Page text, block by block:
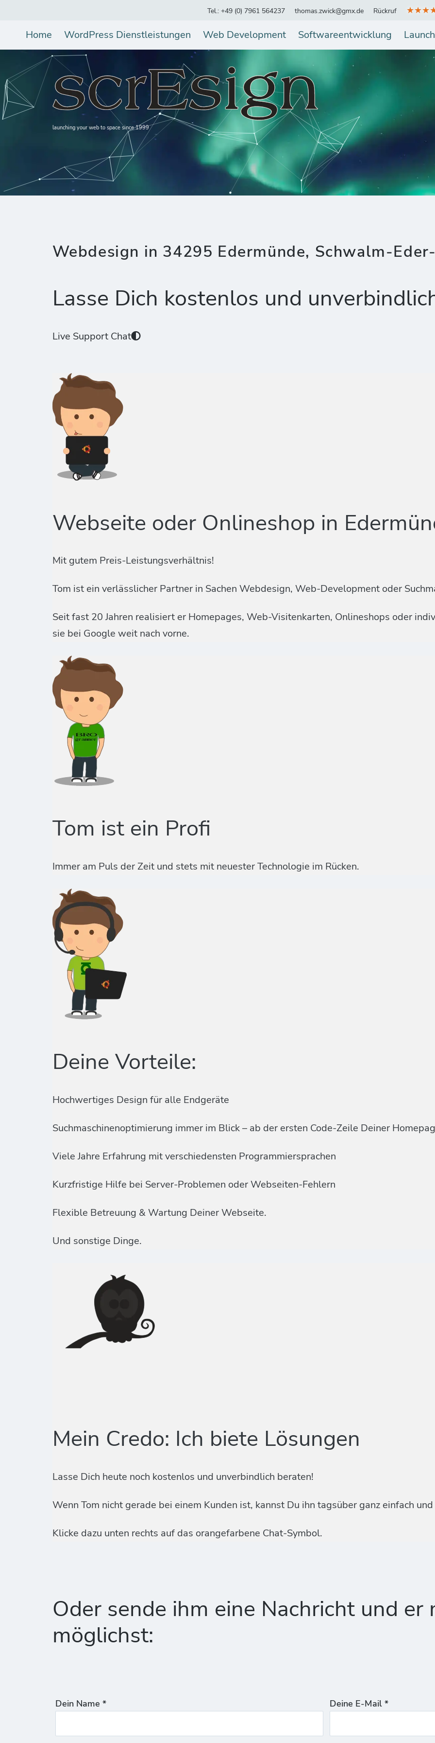
Tel.: +49 (0) 7961 564237 thomas.zwick@gmx.de Rückruf
Home WordPress Dienstleistungen Web Development Softwareentwicklung
launching your web to space since 1999
Webdesign in 34295 Edermünde, Schwalm-
Lasse Dich kostenlos und
Live Support Chat
Webseite oder Onlineshop in
Mit gutem Preis-Leistungsverhältnis!
Tom ist ein verlässlicher Partner in Sachen Webdesign, Web-Development oder
Seit fast 20 Jahren realisiert er Homepages, Web-Visitenkarten, Onlineshops oder
sie bei Google weit nach vorne.
Tom ist ein Profi
Immer am Puls der Zeit und stets mit neuester Technologie im Rücken.
Deine Vorteile:
Hochwertiges Design für alle Endgeräte
Suchmaschinenoptimierung immer im Blick – ab der ersten Code-Zeile Deiner
Viele Jahre Erfahrung mit verschiedensten Programmiersprachen
Kurzfristige Hilfe bei Server-Problemen oder Webseiten-Fehlern
Flexible Betreuung & Wartung Deiner Webseite.
Und sonstige Dinge.
Mein Credo: Ich biete Lösungen
Lasse Dich heute noch kostenlos und unverbindlich beraten!
Wenn Tom nicht gerade bei einem Kunden ist, kannst Du ihn tagsüber ganz einfach
Klicke dazu unten rechts auf das orangefarbene Chat-Symbol.
Oder sende ihm eine Nachricht und
möglichst:
Dein Name * Deine E-Mail *